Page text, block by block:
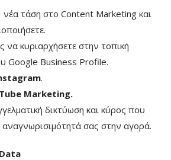
νέα τάση στο Content Marketing και
να κυριαρχήσετε στην τοπική
Google Business Profile.
.
Marketing.
δικτύωση και κύρος που
σας στην αγορά.